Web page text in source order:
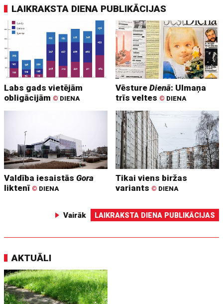
LAIKRAKSTA DIENA PUBLIKĀCIJAS
Labs gads vietējām
obligācijām © DIENA
VēstureDienā: Ulmaņa
trīs veltes © DIENA
Valdība iesaistāsGora
liktenī © DIENA
Tikai viens biržas
variants © DIENA
Vairāk LAIKRAKSTA DIENA PUBLIKĀCIJAS
AKTUĀLI